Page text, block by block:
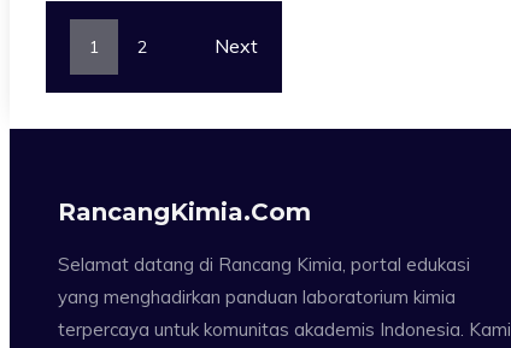
1 2 Next
RancangKimia.com
Selamat datang di Rancang Kimia, portal edukasi
yang menghadirkan panduan laboratorium kimia
terpercaya untuk komunitas akademis Indonesia. Kami